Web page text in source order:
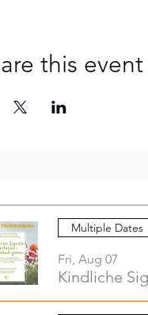
this event
Multiple Dates
Fri, Aug 07
Kindliche